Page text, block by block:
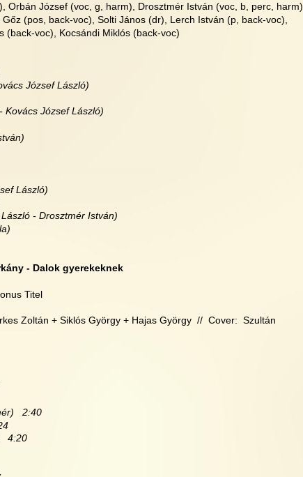
Orbán József (voc, g, harm), Drosztmér István (voc, b, perc, harm),
(pos, back-voc), Solti János (dr), Lerch István (p, back-voc),
(back-voc), Kocsándi Miklós (back-voc)
József László)
- Kovács József László)
László)
László - Drosztmér István)
- Dalok gyerekeknek
Titel
Zoltán + Siklós György + Hajas György  //  Cover:  Szultán
2:40
4:20